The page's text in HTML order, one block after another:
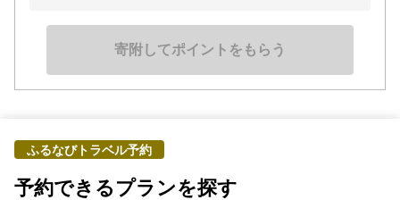
寄附してポイントをもらう
ふるなびトラベル予約
予約できるプランを探す